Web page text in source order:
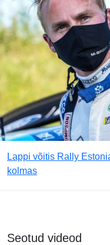
Lappi võitis Rally
kolmas
Seotud videod